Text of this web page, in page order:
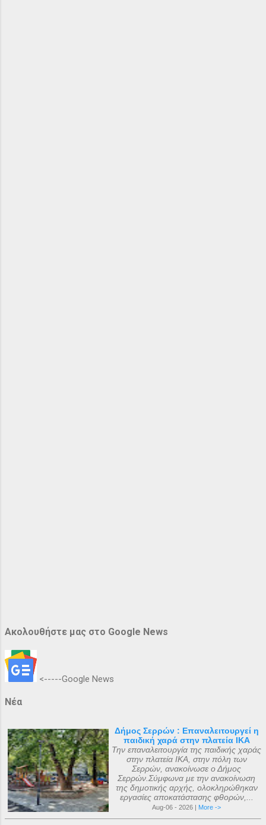
Ακολουθήστε μας στο Google News
<-----Google News
Νέα
Δήμος Σερρών : Επαναλειτουργεί η
παιδική χαρά στην πλατεία ΙΚΑ
Την επαναλειτουργία της παιδικής χαράς
στην πλατεία ΙΚΑ, στην πόλη των
Σερρών, ανακοίνωσε ο Δήμος
Σερρών.Σύμφωνα με την ανακοίνωση
της δημοτικής αρχής, ολοκληρώθηκαν
εργασίες αποκατάστασης φθορών,...
Aug-06 - 2026 | More ->